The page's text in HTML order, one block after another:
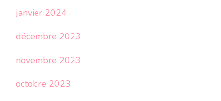
janvier 2024
décembre 2023
novembre 2023
octobre 2023